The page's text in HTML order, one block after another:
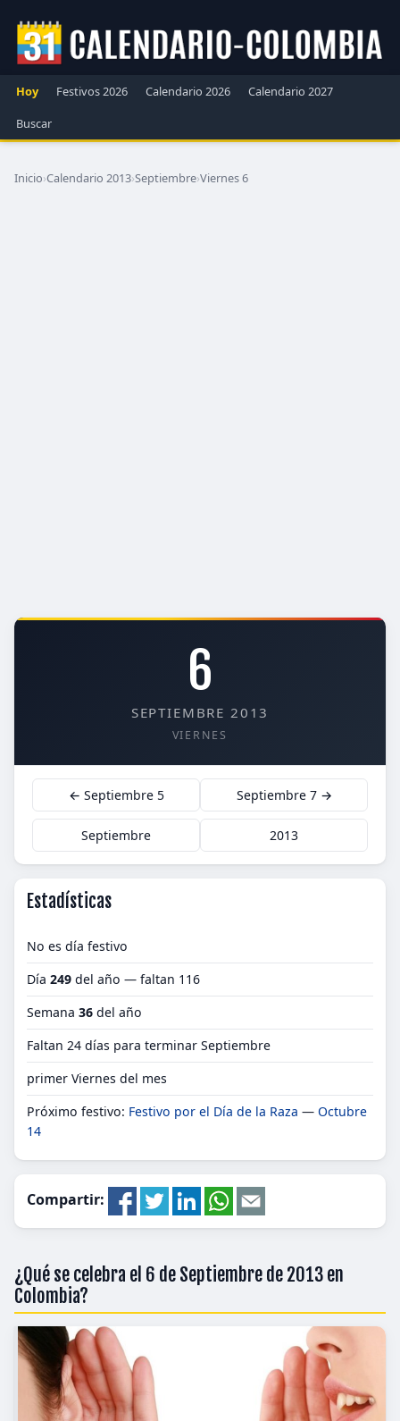
Hoy Festivos 2026 Calendario 2026
Calendario 2027
Buscar
Inicio›Calendario 2013›Septiembre›Viernes 6
6
SEPTIEMBRE 2013
VIERNES
← Septiembre 5 Septiembre 7 →
Septiembre 2013
Estadísticas
No es día festivo
Día 249 del año — faltan 116
Semana 36 del año
Faltan 24 días para terminar Septiembre
primer Viernes del mes
Próximo festivo: Festivo por el Día de la Raza — Octubre
14
Compartir:
¿Qué se celebra el 6 de Septiembre de 2013 en
Colombia?